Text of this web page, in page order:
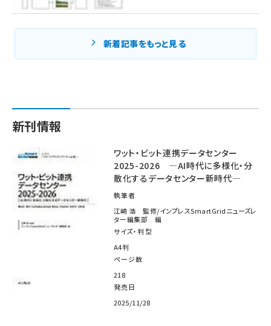
新着記事をもっと見る
新刊情報
ワット・ビット連携データセンター
2025-2026 ―AI時代に多様化・分
散化するデータセンター新時代―
執筆者
江崎 浩 監修/インプレスSmartGridニューズレ
ター編集部 編
サイズ・判型
A4判
ページ数
218
発売日
2025/11/28